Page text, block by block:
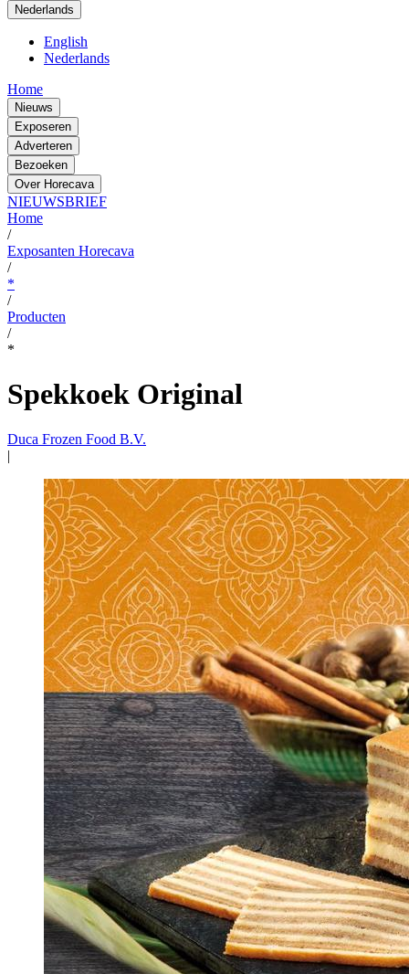
Nederlands
English
Nederlands
Home
Nieuws
Exposeren
Adverteren
Bezoeken
Over Horecava
NIEUWSBRIEF
Home
/
Exposanten Horecava
/
*
/
Producten
/
*
Spekkoek Original
Duca Frozen Food B.V.
|